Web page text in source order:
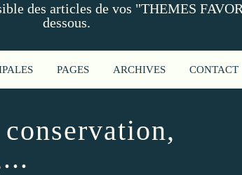
des articles de vos "THEMES
dessous.
PAGES ARCHIVES CONTACT